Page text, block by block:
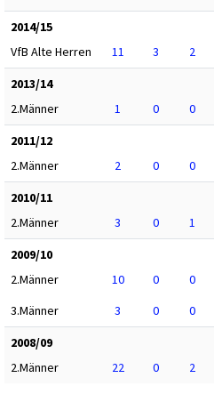
2014/15
VfB Alte Herren
11 3 2
2013/14
2.Männer
1 0 0
2011/12
2.Männer
2 0 0
2010/11
2.Männer
3 0 1
2009/10
2.Männer
10 0 0
3.Männer
3 0 0
2008/09
2.Männer
22 0 2